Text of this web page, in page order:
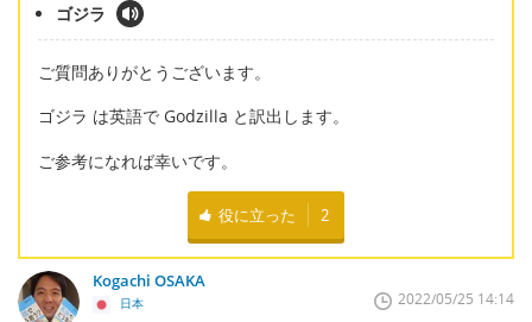
ゴジラ
ご質問ありがとうございます。
ゴジラ は英語で Godzilla と訳出します。
ご参考になれば幸いです。
役に立った 2
Kogachi OSAKA
日本 2022/05/25 14:14